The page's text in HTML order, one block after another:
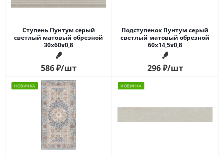
Ступень Пунтум серый
светлый матовый обрезной
30x60x0,8
586₽/шт
Подступенок Пунтум серый
светлый матовый обрезной
60x14,5x0,8
296₽/шт
НОВИНКА НОВИНКА